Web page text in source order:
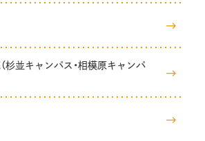
杉並キャンパス・相模原キャンパ